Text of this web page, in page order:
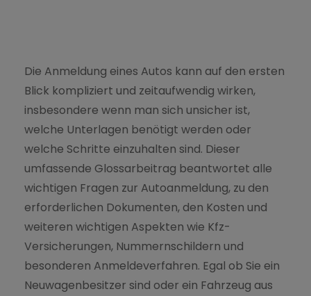
Die Anmeldung eines Autos kann auf den ersten
Blick kompliziert und zeitaufwendig wirken,
insbesondere wenn man sich unsicher ist,
welche Unterlagen benötigt werden oder
welche Schritte einzuhalten sind. Dieser
umfassende Glossarbeitrag beantwortet alle
wichtigen Fragen zur Autoanmeldung, zu den
erforderlichen Dokumenten, den Kosten und
weiteren wichtigen Aspekten wie Kfz-
Versicherungen, Nummernschildern und
besonderen Anmeldeverfahren. Egal ob Sie ein
Neuwagenbesitzer sind oder ein Fahrzeug aus